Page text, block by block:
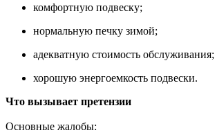
комфортную подвеску;
нормальную печку зимой;
адекватную стоимость обслуживания;
хорошую энергоемкость подвески.
Что вызывает претензии
Основные жалобы: